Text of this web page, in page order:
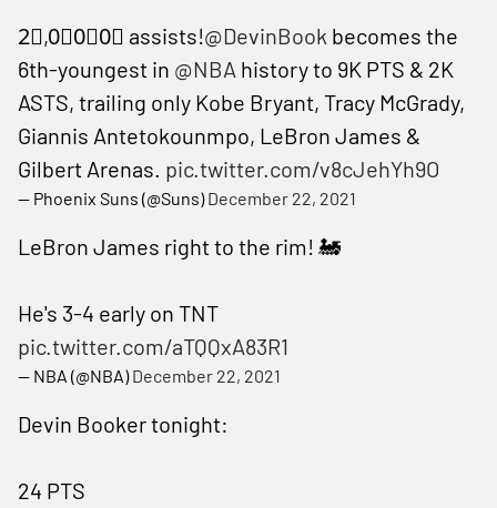
2⃣,0⃣0⃣0⃣ assists!@DevinBook becomes the
6th-youngest in @NBA history to 9K PTS & 2K
ASTS, trailing only Kobe Bryant, Tracy McGrady,
Giannis Antetokounmpo, LeBron James &
Gilbert Arenas. pic.twitter.com/v8cJehYh9O
— Phoenix Suns (@Suns)December 22, 2021
LeBron James right to the rim! 🚂
He's 3-4 early on TNT
pic.twitter.com/aTQQxA83R1
— NBA (@NBA)December 22, 2021
Devin Booker tonight:
24 PTS